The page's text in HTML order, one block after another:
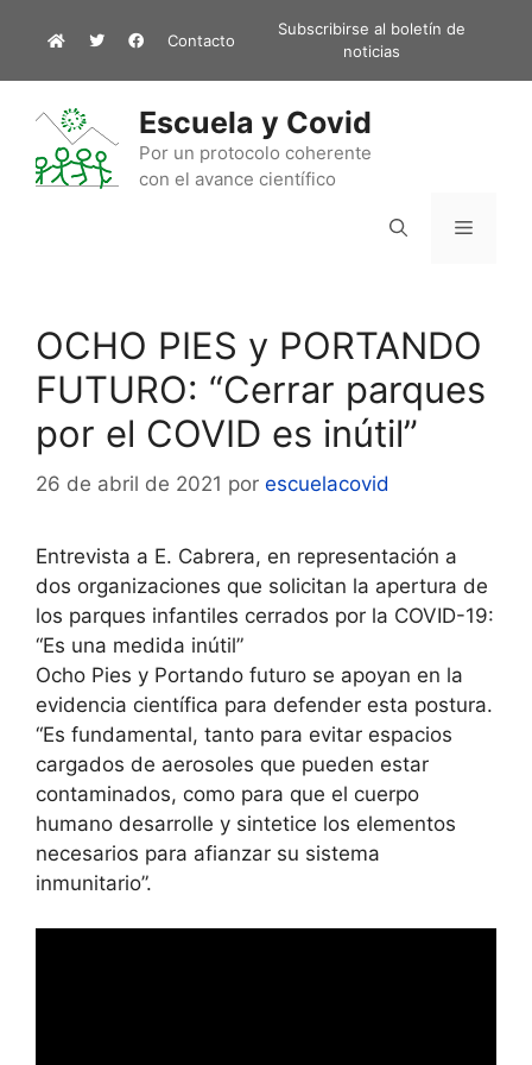
Contacto
Subscribirse al boletín de
noticias
Escuela y Covid
Por un protocolo coherente
con el avance científico
Menú
OCHO PIES y PORTANDO
FUTURO: “Cerrar parques
por el COVID es inútil”
26 de abril de 2021 por escuelacovid
Entrevista a E. Cabrera, en representación a
dos organizaciones que solicitan la apertura de
los parques infantiles cerrados por la COVID-19:
“Es una medida inútil”
Ocho Pies y Portando futuro se apoyan en la
evidencia científica para defender esta postura.
“Es fundamental, tanto para evitar espacios
cargados de aerosoles que pueden estar
contaminados, como para que el cuerpo
humano desarrolle y sintetice los elementos
necesarios para afianzar su sistema
inmunitario”.